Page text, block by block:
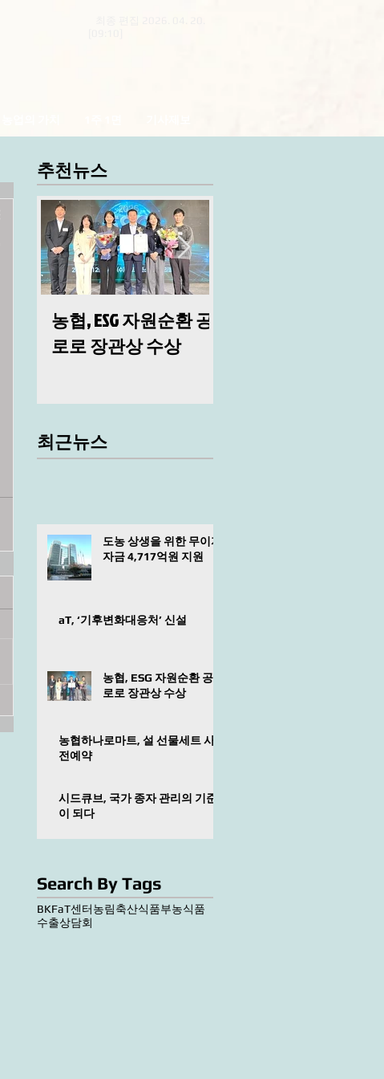
추천뉴스
농협, ESG 자원순환 공
로로 장관상 수상
최근뉴스
도농 상생을 위한 무이자
자금 4,717억원 지원
aT, ‘기후변화대응처’ 신설
농협, ESG 자원순환 공
로로 장관상 수상
농협하나로마트, 설 선물세트 사
전예약
시드큐브, 국가 종자 관리의 기준
이 되다
Search By Tags
BKFaT센터농림축산식품부농식품
수출상담회